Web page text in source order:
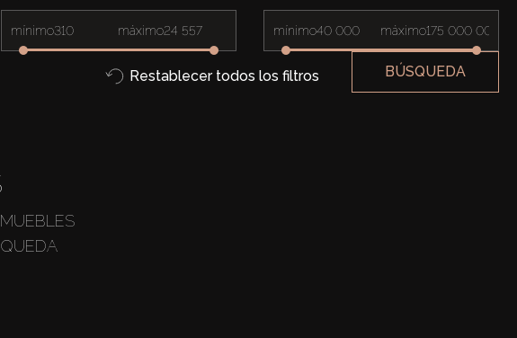
mínimo máximo mínimo máximo
Restablecer todos los filtros BÚSQUEDA